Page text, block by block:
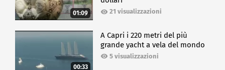
01:09 21 visualizzazioni
00:33
A Capri i 220 metri del più
grande yacht a vela del mondo
5 visualizzazioni